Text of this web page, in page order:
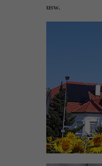
usw.